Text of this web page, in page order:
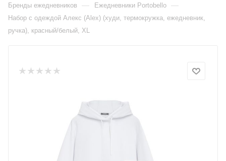
Бренды ежедневников — Ежедневники Portobello —
Набор с одеждой Алекс (Alex) (худи, термокружка, ежедневник,
ручка), красный/белый, XL